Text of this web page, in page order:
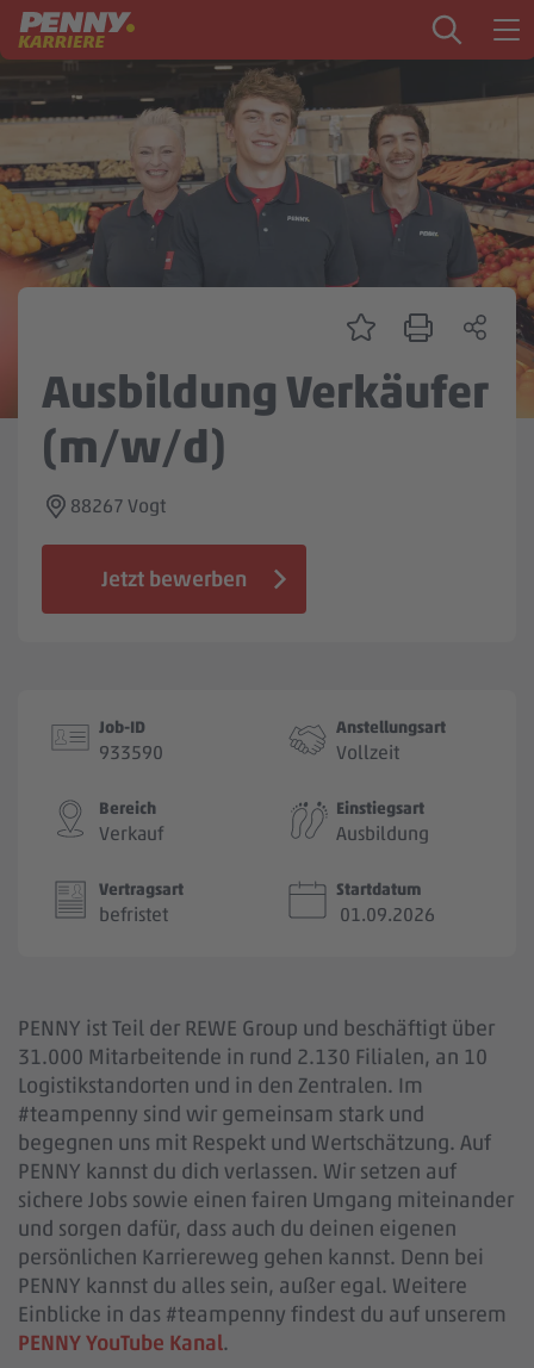
Zum Inhalt springen
Startseite
PENNY als Arbeitgeber
Ausbildung
Zentrale & Vertrieb
Mein Kandidat:innenprofil
Jobbörse
Ausbildung Verkäufer
(m/w/d)
88267 Vogt
Jetzt bewerben
Job-ID
933590
Anstellungsart
Vollzeit
Bereich
Verkauf
Einstiegsart
Ausbildung
Vertragsart
befristet
Startdatum
01.09.2026
PENNY ist Teil der REWE Group und beschäftigt über
31.000 Mitarbeitende in rund 2.130 Filialen, an 10
Logistikstandorten und in den Zentralen. Im
#teampenny sind wir gemeinsam stark und
begegnen uns mit Respekt und Wertschätzung. Auf
PENNY kannst du dich verlassen. Wir setzen auf
sichere Jobs sowie einen fairen Umgang miteinander
und sorgen dafür, dass auch du deinen eigenen
persönlichen Karriereweg gehen kannst. Denn bei
PENNY kannst du alles sein, außer egal. Weitere
Einblicke in das #teampenny findest du auf unserem
PENNY YouTube Kanal.